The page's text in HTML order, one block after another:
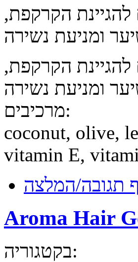
הקרקפת,
הקרקפת,
מרכיבים:
coconut, olive,
vitamin E,
תגובה/המלצה
Aroma Hair
בקטגוריה: